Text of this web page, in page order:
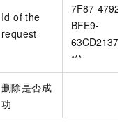
Id of the
request
7F87-4792-
BFE9-
63CD2137*
***
删除是否成
功